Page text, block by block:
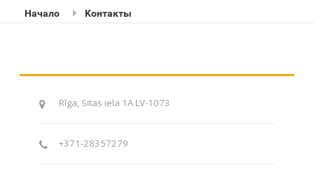
Начало Kонтакты
Rīga, Sitas iela 1A LV-1073
+371-28357279